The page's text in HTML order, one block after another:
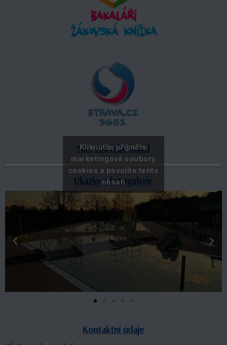
Náš YouTube kanál
Kliknutím přijměte
marketingové soubory
cookies a povolíte tento
obsah
Ukázky z fotogalerie
Kontaktní údaje